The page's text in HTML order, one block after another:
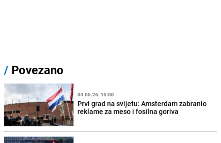
/ Povezano
04.05.26. 15:00
Prvi grad na svijetu: Amsterdam zabranio
reklame za meso i fosilna goriva